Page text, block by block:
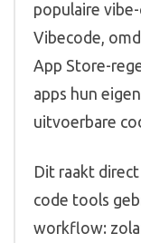
populaire
Vibecode,
App Store-
apps hun
uitvoerbare
Dit raakt
code tools
workflow: